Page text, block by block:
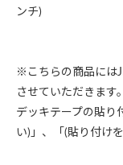
ンチ)
※こちらの商品には
させていただきます。
デッキテープの貼り
い)」、「(貼り付け